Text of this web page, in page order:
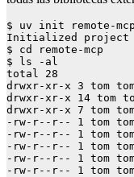
$ uv init remote-mcp
Initialized project
$ cd remote-mcp
$ ls -al
total 28
drwxr-xr-x 3 tom
drwxr-xr-x 14 tom
drwxr-xr-x 7 tom
-rw-r--r-- 1 tom
-rw-r--r-- 1 tom
-rw-r--r-- 1 tom tom
-rw-r--r-- 1 tom tom
-rw-r--r-- 1 tom